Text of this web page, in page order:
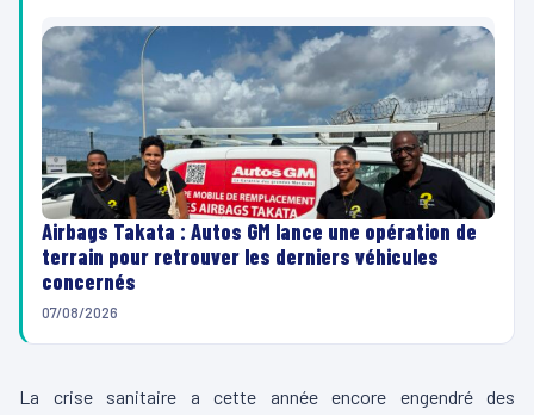
Airbags Takata : Autos GM lance une opération de
terrain pour retrouver les derniers véhicules
concernés
07/08/2026
La crise sanitaire a cette année encore engendré des